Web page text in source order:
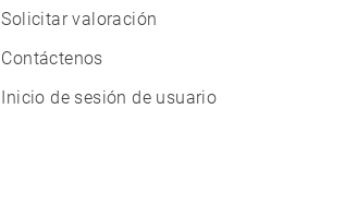
Solicitar valoración
Contáctenos
Inicio de sesión de usuario